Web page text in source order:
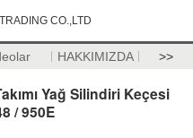
CO.,LTD
HAKKIMIZDA >>
Yağ Silindiri Keçesi
/ 950E